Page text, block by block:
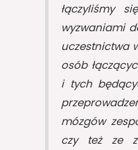
łączyliśmy
wyzwaniami
uczestnictwa
osób
i tych
mózgów
czy też ze